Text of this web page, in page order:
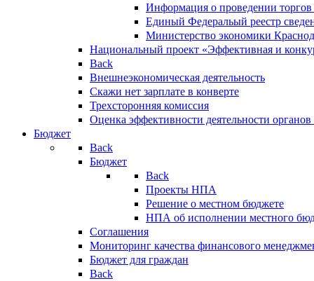
Информация о проведении
Единый Федеральый реестр
Министерство экономики
Национальный проект «Эффективная и
Back
Внешнеэкономическая деятельность
Скажи нет зарплате в конверте
Трехсторонняя комиссия
Оценка эффективности деятельности
Бюджет
Back
Бюджет
Back
Проекты НПА
Решение о местном бюджете
НПА об исполнении местного
Соглашения
Мониторинг качества финансового
Бюджет для граждан
Back